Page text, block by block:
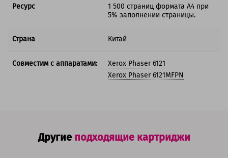
Ресурс
1 500 страниц формата А4 при
5% заполнении страницы.
Страна Китай
Совместим с аппаратами:
Xerox Phaser 6121
Xerox Phaser 6121MFPN
Другие подходящие картриджи